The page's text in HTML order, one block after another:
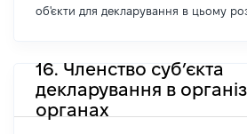
об'єкти для декларування в цьому
16. Членство суб’єкта
декларування в
органах